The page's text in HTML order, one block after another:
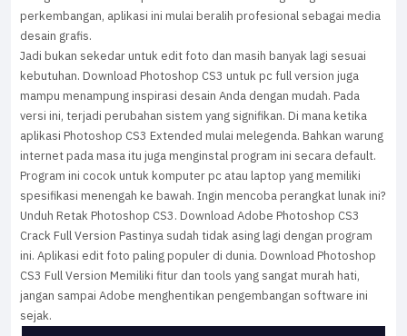
perkembangan, aplikasi ini mulai beralih profesional sebagai media
desain grafis.
Jadi bukan sekedar untuk edit foto dan masih banyak lagi sesuai
kebutuhan. Download Photoshop CS3 untuk pc full version juga
mampu menampung inspirasi desain Anda dengan mudah. Pada
versi ini, terjadi perubahan sistem yang signifikan. Di mana ketika
aplikasi Photoshop CS3 Extended mulai melegenda. Bahkan warung
internet pada masa itu juga menginstal program ini secara default.
Program ini cocok untuk komputer pc atau laptop yang memiliki
spesifikasi menengah ke bawah. Ingin mencoba perangkat lunak ini?
Unduh Retak Photoshop CS3. Download Adobe Photoshop CS3
Crack Full Version Pastinya sudah tidak asing lagi dengan program
ini. Aplikasi edit foto paling populer di dunia. Download Photoshop
CS3 Full Version Memiliki fitur dan tools yang sangat murah hati,
jangan sampai Adobe menghentikan pengembangan software ini
sejak.